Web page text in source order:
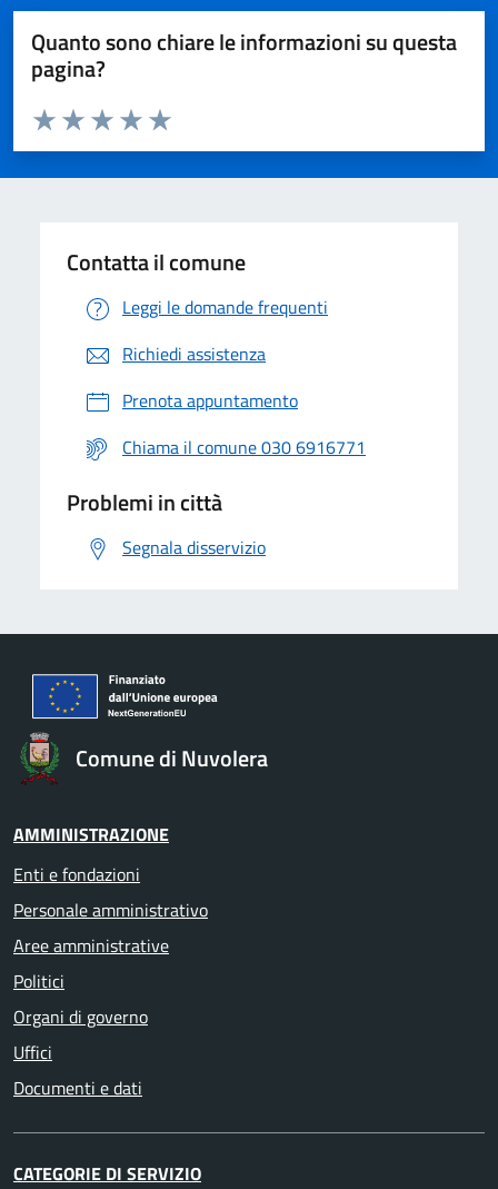
Quanto sono chiare le informazioni su questa
pagina?
Valuta da 1 a 5 stelle la pagina
Valuta 5 stelle su 5
Valuta 4 stelle su 5
Valuta 3 stelle su 5
Valuta 2 stelle su 5
Valuta 1 stelle su 5
Contatta il comune
Leggi le domande frequenti
Richiedi assistenza
Prenota appuntamento
Chiama il comune 030 6916771
Problemi in città
Segnala disservizio
Comune di Nuvolera
AMMINISTRAZIONE
Enti e fondazioni
Personale amministrativo
Aree amministrative
Politici
Organi di governo
Uffici
Documenti e dati
CATEGORIE DI SERVIZIO